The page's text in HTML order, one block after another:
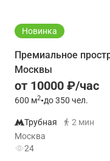
Новинка
Премиальное
Москвы
от 10000 ₽/час
600 м2•до 350 чел.
Трубная
2 мин
Москва
24